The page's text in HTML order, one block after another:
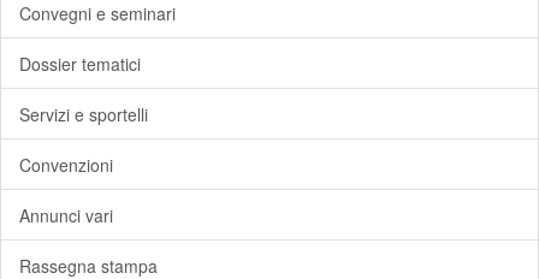
Convegni e seminari
Dossier tematici
Servizi e sportelli
Convenzioni
Annunci vari
Rassegna stampa